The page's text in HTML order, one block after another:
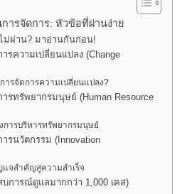
ารจัดการ: หัวข้อที่ผ่านง่าย
ม่ผ่าน? มาอ่านกันก่อน!
รความเปลี่ยนแปลง (Change
ารจัดการความเปลี่ยนแปลง?
รทรัพยากรมนุษย์ (Human Resource
ารบริหารทรัพยากรมนุษย์
รนวัตกรรม (Innovation
จสำคัญสู่ความสำเร็จ
การณ์ดูแลมากกว่า 1,000 เคส)